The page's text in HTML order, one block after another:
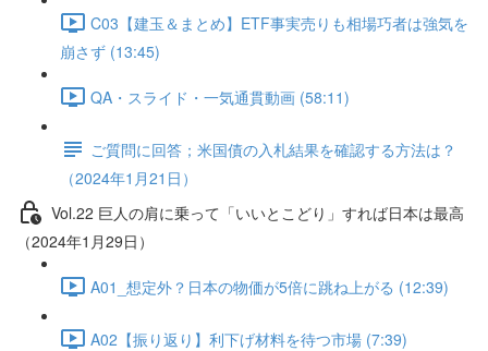
C03【建玉＆まとめ】ETF事実売りも相場巧者は強気を
崩さず (13:45)
QA・スライド・一気通貫動画 (58:11)
ご質問に回答；米国債の入札結果を確認する方法は？
（2024年1月21日）
Vol.22 巨人の肩に乗って「いいとこどり」すれば日本は最高
（2024年1月29日）
A01_想定外？日本の物価が5倍に跳ね上がる (12:39)
A02【振り返り】利下げ材料を待つ市場 (7:39)